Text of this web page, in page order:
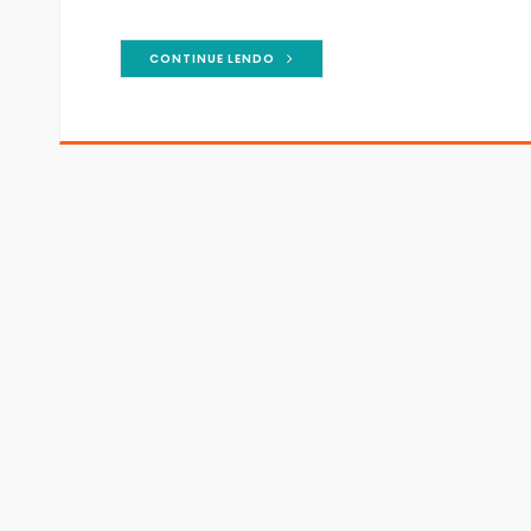
CONTINUE LENDO